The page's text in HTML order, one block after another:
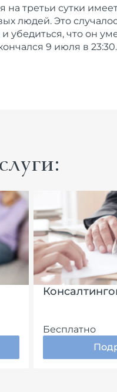
третьи сутки
людей. Это
убедиться, что он
9 июля в
Бесплатно